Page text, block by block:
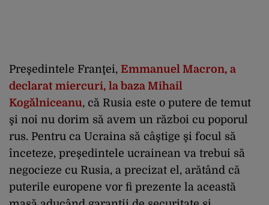
Preşedintele Franţei, Emmanuel Macron, a
declarat miercuri, la baza Mihail
Kogălniceanu, că Rusia este o putere de temut
şi noi nu dorim să avem un război cu poporul
rus. Pentru ca Ucraina să câştige şi focul să
înceteze, preşedintele ucrainean va trebui să
negocieze cu Rusia, a precizat el, arătând că
puterile europene vor fi prezente la această